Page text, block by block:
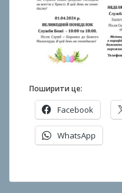
Поширити це:
Facebook
WhatsApp
п